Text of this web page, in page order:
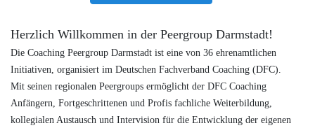
Herzlich Willkommen in der Peergroup Darmstadt!
Die Coaching Peergroup Darmstadt ist eine von 36 ehrenamtlichen
Initiativen, organisiert im Deutschen Fachverband Coaching (DFC).
Mit seinen regionalen Peergroups ermöglicht der DFC Coaching
Anfängern, Fortgeschrittenen und Profis fachliche Weiterbildung,
kollegialen Austausch und Intervision für die Entwicklung der eigenen